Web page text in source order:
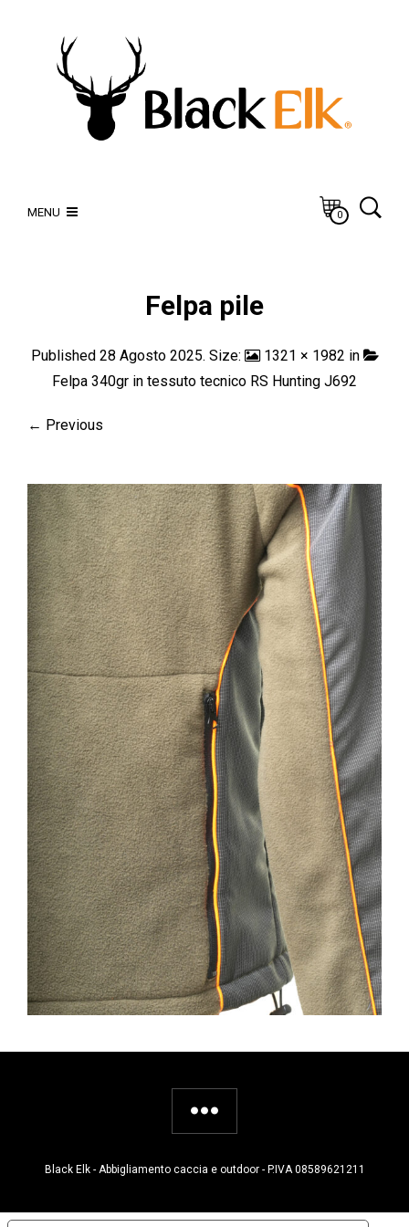
MENU 0
Felpa pile
Published 28 Agosto 2025. Size: 1321 × 1982 in
Felpa 340gr in tessuto tecnico RS Hunting J692
← Previous
Black Elk - Abbigliamento caccia e outdoor - P.IVA 08589621211